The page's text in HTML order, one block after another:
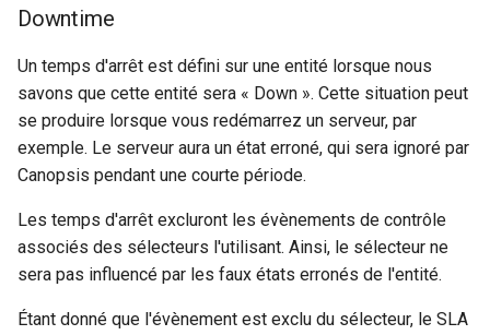
c
h
e
Gestion fixtures
webhook dans le webhook
LLMs
Mode Maintenance
Modèles de commentaires
Modèles de widget
Notifications
Downtime
Un temps d'arrêt est défini sur une entité lorsque nous
savons que cette entité sera « Down ». Cette situation peut
se produire lorsque vous redémarrez un serveur, par
exemple. Le serveur aura un état erroné, qui sera ignoré par
Canopsis pendant une courte période.
Les temps d'arrêt excluront les évènements de contrôle
associés des sélecteurs l'utilisant. Ainsi, le sélecteur ne
sera pas influencé par les faux états erronés de l'entité.
Étant donné que l'évènement est exclu du sélecteur, le SLA